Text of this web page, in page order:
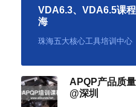
VDA6.3、VDA6.5课
海
珠海五大核心工具培训中心
APQP产品质
@深圳